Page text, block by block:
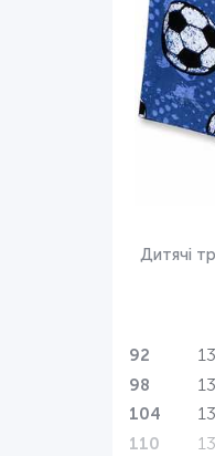
Дитячі
92
98
104
110